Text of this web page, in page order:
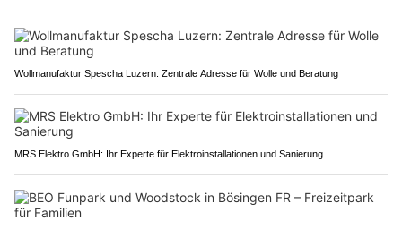
Wollmanufaktur Spescha Luzern: Zentrale Adresse für Wolle und Beratung
MRS Elektro GmbH: Ihr Experte für Elektroinstallationen und Sanierung